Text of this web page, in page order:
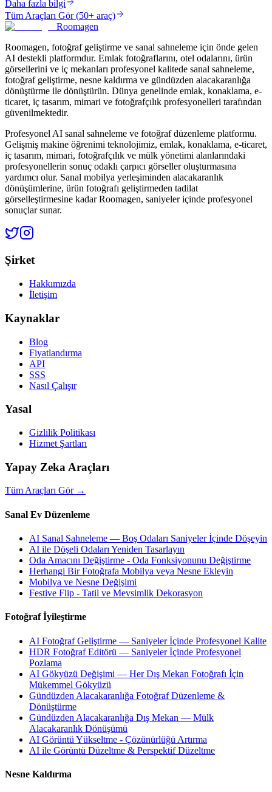
Daha fazla bilgi
Tüm Araçları Gör(50+ araç)
Roomagen
Roomagen, fotoğraf geliştirme ve sanal sahneleme için önde gelen
AI destekli platformdur. Emlak fotoğraflarını, otel odalarını, ürün
görsellerini ve iç mekanları profesyonel kalitede sanal sahneleme,
fotoğraf geliştirme, nesne kaldırma ve gündüzden alacakaranlığa
dönüştürme ile dönüştürün. Dünya genelinde emlak, konaklama, e-
ticaret, iç tasarım, mimari ve fotoğrafçılık profesyonelleri tarafından
güvenilmektedir.
Profesyonel AI sanal sahneleme ve fotoğraf düzenleme platformu.
Gelişmiş makine öğrenimi teknolojimiz, emlak, konaklama, e-ticaret,
iç tasarım, mimari, fotoğrafçılık ve mülk yönetimi alanlarındaki
profesyonellerin sonuç odaklı çarpıcı görseller oluşturmasına
yardımcı olur. Sanal mobilya yerleşiminden alacakaranlık
dönüşümlerine, ürün fotoğrafı geliştirmeden tadilat
görselleştirmesine kadar Roomagen, saniyeler içinde profesyonel
sonuçlar sunar.
Şirket
Hakkımızda
İletişim
Kaynaklar
Blog
Fiyatlandırma
API
SSS
Nasıl Çalışır
Yasal
Gizlilik Politikası
Hizmet Şartları
Yapay Zeka Araçları
Tüm Araçları Gör→
Sanal Ev Düzenleme
AI Sanal Sahneleme — Boş Odaları Saniyeler İçinde Döşeyin
AI ile Döşeli Odaları Yeniden Tasarlayın
Oda Amacını Değiştirme - Oda Fonksiyonunu Değiştirme
Herhangi Bir Fotoğrafa Mobilya veya Nesne Ekleyin
Mobilya ve Nesne Değişimi
Festive Flip - Tatil ve Mevsimlik Dekorasyon
Fotoğraf İyileştirme
AI Fotoğraf Geliştirme — Saniyeler İçinde Profesyonel Kalite
HDR Fotoğraf Editörü — Saniyeler İçinde Profesyonel
Pozlama
AI Gökyüzü Değişimi — Her Dış Mekan Fotoğrafı İçin
Mükemmel Gökyüzü
Gündüzden Alacakaranlığa Fotoğraf Düzenleme &
Dönüştürme
Gündüzden Alacakaranlığa Dış Mekan — Mülk
Alacakaranlık Dönüşümü
AI Görüntü Yükseltme - Çözünürlüğü Artırma
AI ile Görüntü Düzeltme & Perspektif Düzeltme
Nesne Kaldırma